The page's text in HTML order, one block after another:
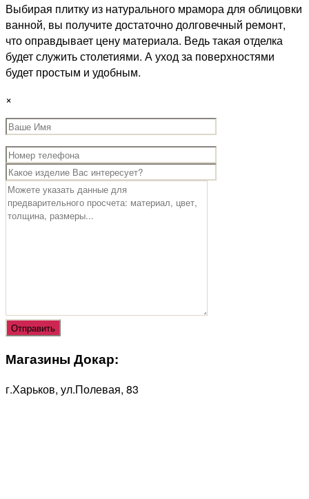
Выбирая плитку из натурального мрамора для облицовки
ванной, вы получите достаточно долговечный ремонт,
что оправдывает цену материала. Ведь такая отделка
будет служить столетиями. А уход за поверхностями
будет простым и удобным.
×
Магазины Докар:
г.Харьков, ул.Полевая, 83